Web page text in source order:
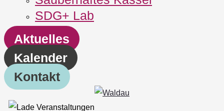
SDG+ Lab
Aktuelles
Kalender
Kontakt